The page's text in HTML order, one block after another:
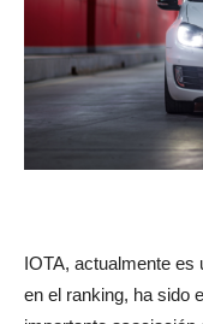
IOTA, actualmente es
en el ranking, ha sido